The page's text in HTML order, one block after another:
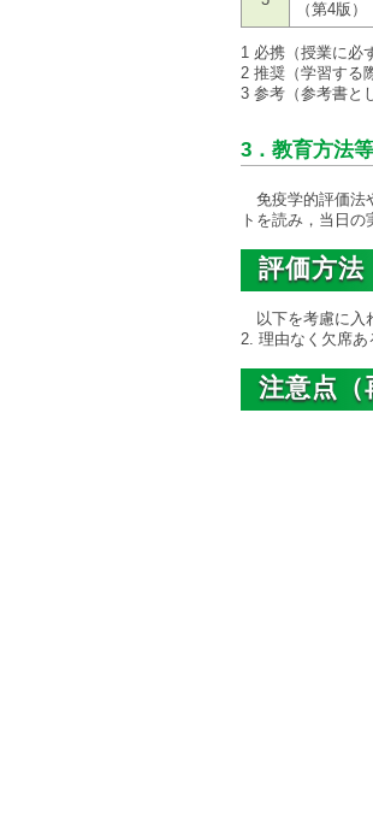
（第4版）
1 必携（授業に必
2 推奨（学習する
3 参考（参考書と
3．教育方法
免疫学的評価法
トを読み，当日
評価方法
以下を考
2. 理由なく欠席
注意点（